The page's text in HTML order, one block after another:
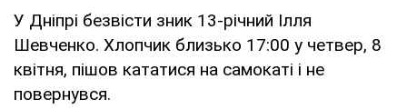
У Дніпрі безвісти зник 13-річний Ілля
Шевченко. Хлопчик близько 17:00 у четвер, 8
квітня, пішов кататися на самокаті і не
повернувся.